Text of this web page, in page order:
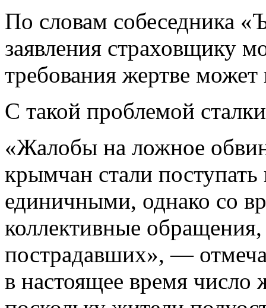
По словам собеседника
заявления страховщику
требования жертве
С такой проблемой
«Жалобы на ложное
крымчан стали
единичными, однако со
коллективные
пострадавших», —
в настоящее время число